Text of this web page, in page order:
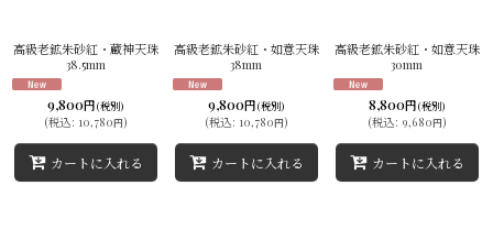
高級老鉱朱砂紅・蔵神天珠
38.5mm
9,800円 (税別)
(税込: 10,780円)
カートに入れる
高級老鉱朱砂紅・如意天珠
38mm
9,800円 (税別)
(税込: 10,780円)
カートに入れる
高級老鉱朱砂紅・如意天珠
30mm
8,800円 (税別)
(税込: 9,680円)
カートに入れる